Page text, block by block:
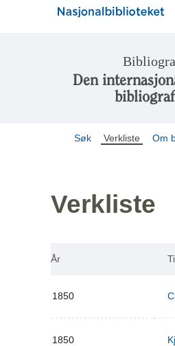
Den
Søk Verkliste Om
Verkliste
År
1850
1850